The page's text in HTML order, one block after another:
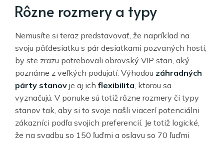
Rôzne rozmery a typy
Nemusíte si teraz predstavovať, že napríklad na
svoju päťdesiatku s pár desiatkami pozvaných hostí,
by ste zrazu potrebovali obrovský VIP stan, aký
poznáme z veľkých podujatí. Výhodou záhradných
párty stanov je aj ich flexibilita, ktorou sa
vyznačujú. V ponuke sú totiž rôzne rozmery či typy
stanov tak, aby si to svoje našli viacerí potenciálni
zákazníci podľa svojich preferencií. Je totiž logické,
že na svadbu so 150 ľuďmi a oslavu so 70 ľuďmi